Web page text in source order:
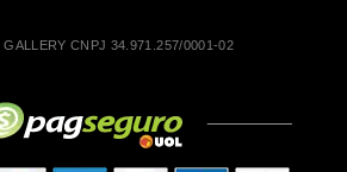
GALLERY CNPJ 34.971.257/0001-02